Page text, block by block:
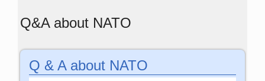
Q&A about NATO
Q & A about NATO